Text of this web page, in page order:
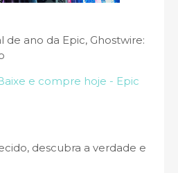
de ano da Epic, Ghostwire:
e compre hoje - Epic
descubra a verdade e